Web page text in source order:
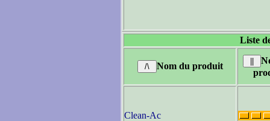
Liste
Nom du produit
Clean-Ac